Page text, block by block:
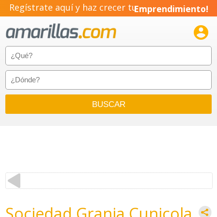
Regístrate aquí y haz crecer tuEmprendimiento!
